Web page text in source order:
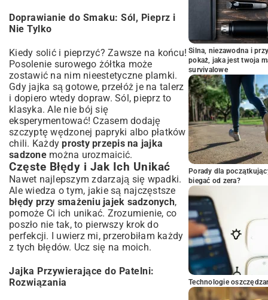
Doprawianie do Smaku: Sól, Pieprz i
Nie Tylko
Kiedy solić i pieprzyć? Zawsze na końcu!
Posolenie surowego żółtka może
zostawić na nim nieestetyczne plamki.
Gdy jajka są gotowe, przełóż je na talerz
i dopiero wtedy dopraw. Sól, pieprz to
klasyka. Ale nie bój się
eksperymentować! Czasem dodaję
szczyptę wędzonej papryki albo płatków
chili. Każdyprosty przepis na jajka
sadzonemożna urozmaicić.
Częste Błędy i Jak Ich Unikać
Nawet najlepszym zdarzają się wpadki.
Ale wiedza o tym, jakie są najczęstsze
błędy przy smażeniu jajek sadzonych,
pomoże Ci ich unikać. Zrozumienie, co
poszło nie tak, to pierwszy krok do
perfekcji. I uwierz mi, przerobiłam każdy
z tych błędów. Ucz się na moich.
Jajka Przywierające do Patelni:
Rozwiązania
Silna, niezawodna i
pokaż, jaka jest twoja
survivalowe
Porady dla
biegać od zera?
Technologie